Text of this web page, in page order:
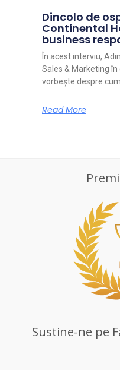
Dincolo de
Continental
business
În acest interviu,
Sales & Marketing
vorbește despre
Read More
Sustine-ne pe